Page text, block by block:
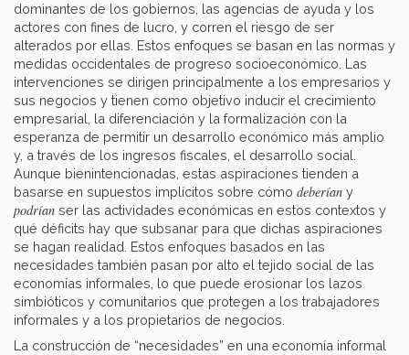
dominantes de los gobiernos, las agencias de ayuda y los
actores con fines de lucro, y corren el riesgo de ser
alterados por ellas. Estos enfoques se basan en las normas y
medidas occidentales de progreso socioeconómico. Las
intervenciones se dirigen principalmente a los empresarios y
sus negocios y tienen como objetivo inducir el crecimiento
empresarial, la diferenciación y la formalización con la
esperanza de permitir un desarrollo económico más amplio
y, a través de los ingresos fiscales, el desarrollo social.
Aunque bienintencionadas, estas aspiraciones tienden a
basarse en supuestos implícitos sobre cómo deberían y
podrían ser las actividades económicas en estos contextos y
qué déficits hay que subsanar para que dichas aspiraciones
se hagan realidad. Estos enfoques basados en las
necesidades también pasan por alto el tejido social de las
economías informales, lo que puede erosionar los lazos
simbióticos y comunitarios que protegen a los trabajadores
informales y a los propietarios de negocios.
La construcción de “necesidades” en una economía informal